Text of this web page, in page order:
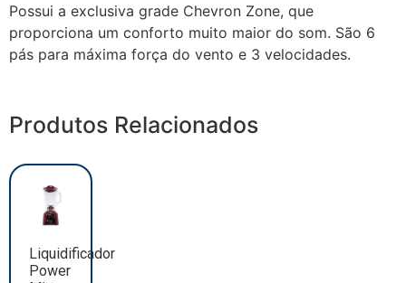
Possui a exclusiva grade Chevron Zone, que
proporciona um conforto muito maior do som. São 6
pás para máxima força do vento e 3 velocidades.
Produtos Relacionados
Liquidificador
Power